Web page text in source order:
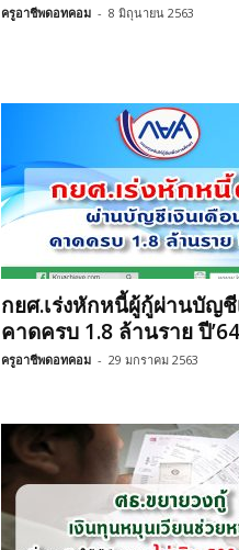
ครูอาชีพดอทคอม - 8 มิถุนายน 2563
กยศ.เร่งหักหนี้ผู้กู้ผ่านบัญชี
คาดครบ 1.8 ล้านราย ปี’64
ครูอาชีพดอทคอม - 29 มกราคม 2563